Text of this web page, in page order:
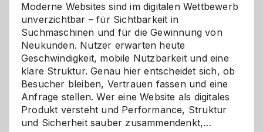
Moderne Websites sind im digitalen Wettbewerb
unverzichtbar – für Sichtbarkeit in
Suchmaschinen und für die Gewinnung von
Neukunden. Nutzer erwarten heute
Geschwindigkeit, mobile Nutzbarkeit und eine
klare Struktur. Genau hier entscheidet sich, ob
Besucher bleiben, Vertrauen fassen und eine
Anfrage stellen. Wer eine Website als digitales
Produkt versteht und Performance, Struktur
und Sicherheit sauber zusammendenkt,…